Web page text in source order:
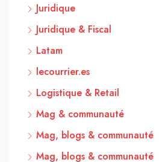
Juridique
Juridique & Fiscal
Latam
lecourrier.es
Logistique & Retail
Mag & communauté
Mag, blogs & communauté
Mag, blogs & communauté